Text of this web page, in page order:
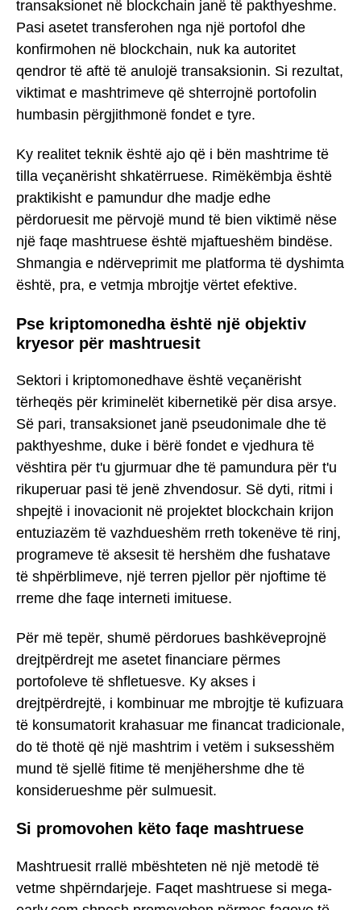
transaksionet në blockchain janë të pakthyeshme.
Pasi asetet transferohen nga një portofol dhe
konfirmohen në blockchain, nuk ka autoritet
qendror të aftë të anulojë transaksionin. Si rezultat,
viktimat e mashtrimeve që shterrojnë portofolin
humbasin përgjithmonë fondet e tyre.
Ky realitet teknik është ajo që i bën mashtrime të
tilla veçanërisht shkatërruese. Rimëkëmbja është
praktikisht e pamundur dhe madje edhe
përdoruesit me përvojë mund të bien viktimë nëse
një faqe mashtruese është mjaftueshëm bindëse.
Shmangia e ndërveprimit me platforma të dyshimta
është, pra, e vetmja mbrojtje vërtet efektive.
Pse kriptomonedha është një objektiv
kryesor për mashtruesit
Sektori i kriptomonedhave është veçanërisht
tërheqës për kriminelët kibernetikë për disa arsye.
Së pari, transaksionet janë pseudonimale dhe të
pakthyeshme, duke i bërë fondet e vjedhura të
vështira për t'u gjurmuar dhe të pamundura për t'u
rikuperuar pasi të jenë zhvendosur. Së dyti, ritmi i
shpejtë i inovacionit në projektet blockchain krijon
entuziazëm të vazhdueshëm rreth tokenëve të rinj,
programeve të aksesit të hershëm dhe fushatave
të shpërblimeve, një terren pjellor për njoftime të
rreme dhe faqe interneti imituese.
Për më tepër, shumë përdorues bashkëveprojnë
drejtpërdrejt me asetet financiare përmes
portofoleve të shfletuesve. Ky akses i
drejtpërdrejtë, i kombinuar me mbrojtje të kufizuara
të konsumatorit krahasuar me financat tradicionale,
do të thotë që një mashtrim i vetëm i suksesshëm
mund të sjellë fitime të menjëhershme dhe të
konsiderueshme për sulmuesit.
Si promovohen këto faqe mashtruese
Mashtruesit rrallë mbështeten në një metodë të
vetme shpërndarjeje. Faqet mashtruese si mega-